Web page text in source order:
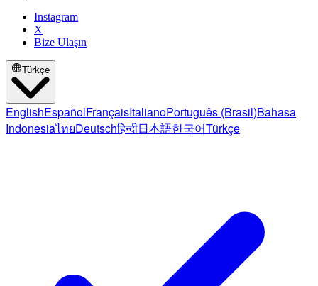
Instagram
X
Bize Ulaşın
Türkçe
EnglishEspañolFrançaisItalianoPortuguês (Brasil)Bahasa
IndonesiaไทยDeutschहिन्दी日本語한국어Türkçe